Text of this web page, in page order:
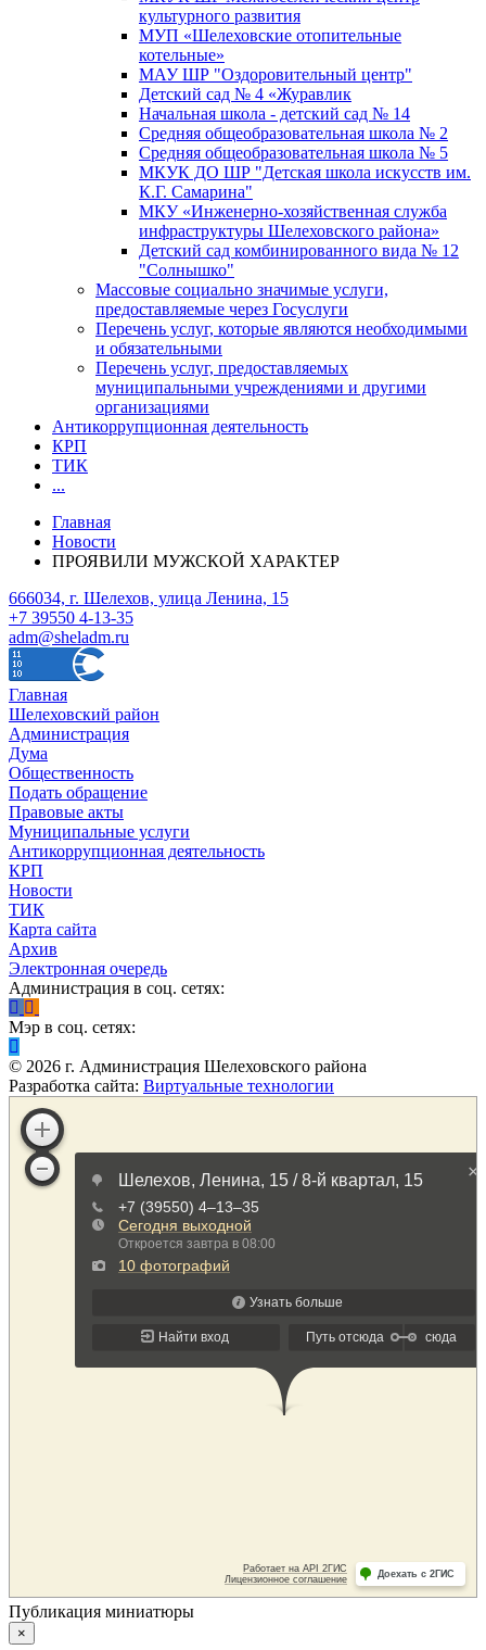
культурного развития
МУП «Шелеховские отопительные
котельные»
МАУ ШР "Оздоровительный центр"
Детский сад № 4 «Журавлик
Начальная школа - детский сад № 14
Средняя общеобразовательная школа № 2
Средняя общеобразовательная школа № 5
МКУК ДО ШР "Детская школа искусств им.
К.Г. Самарина"
МКУ «Инженерно-хозяйственная служба
инфраструктуры Шелеховского района»
Детский сад комбинированного вида № 12
"Солнышко"
Массовые социально значимые услуги,
предоставляемые через Госуслуги
Перечень услуг, которые являются необходимыми
и обязательными
Перечень услуг, предоставляемых
муниципальными учреждениями и другими
организациями
Антикоррупционная деятельность
КРП
ТИК
...
Главная
Новости
ПРОЯВИЛИ МУЖСКОЙ ХАРАКТЕР
666034, г. Шелехов, улица Ленина, 15
+7 39550 4-13-35
adm@sheladm.ru
Главная
Шелеховский район
Администрация
Дума
Общественность
Подать обращение
Правовые акты
Муниципальные услуги
Антикоррупционная деятельность
КРП
Новости
ТИК
Карта сайта
Архив
Электронная очередь
Администрация в соц. сетях:
Мэр в соц. сетях:
© 2026 г. Администрация Шелеховского района
Разработка сайта: Виртуальные технологии
Публикация миниатюры
×